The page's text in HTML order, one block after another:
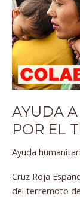
AYUDA
POR EL
Ayuda
Cruz Roja
del terremoto
damnificados
por
el
terremoto.